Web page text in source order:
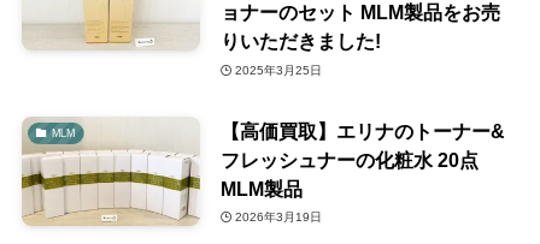
ョナーのセット MLM製品をお売
りいただきました!
2025年3月25日
MLM
【高価買取】エリナのトーナー&
フレッシュナーの化粧水 20点
MLM製品
2026年3月19日